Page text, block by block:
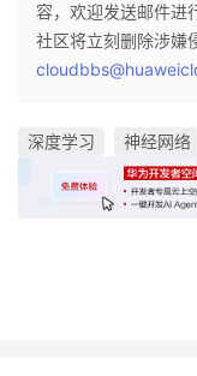
容，欢迎发送邮件进
社区将立刻删除涉嫌
深度学习 神经网络